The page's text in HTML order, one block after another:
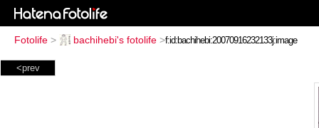
Fotolife > bachihebi's fotolife >
<prev